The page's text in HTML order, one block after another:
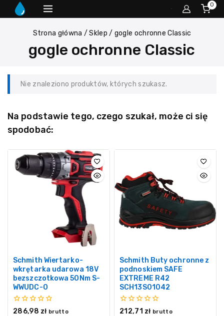
0
Strona główna / Sklep / gogle ochronne Classic
gogle ochronne Classic
Nie znaleziono produktów, których szukasz.
Na podstawie tego, czego szukał, może ci się
spodobać:
Schmith Wiertarko-
wkrętarka udarowa 18V
bezszczotkowa 50Nm S-
WWUDC-0
0
286,98 zł brutto
Schmith Buty ochronne z
podnoskiem SAFE
EXTREME R42
SCH13S01042
0
212,71 zł brutto